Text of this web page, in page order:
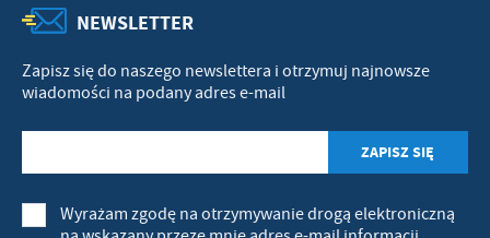
NEWSLETTER
Zapisz się do naszego newslettera i otrzymuj najnowsze
wiadomości na podany adres e-mail
Wyrażam zgodę na otrzymywanie drogą elektroniczną